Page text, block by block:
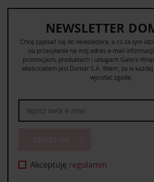
NEWSLETTER
Chcę zapisać się do newslettera, a co za tym
na przesyłanie na mój adres e-mail
promocjach, produktach i usługach Galerii
właścicielem jest Domar S.A. Wiem, że w
wycofać zgodę.
Akceptuję regulamin